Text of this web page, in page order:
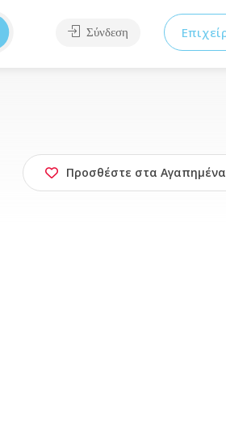
Σύνδεση
Προσθέστε στα Αγαπημένα